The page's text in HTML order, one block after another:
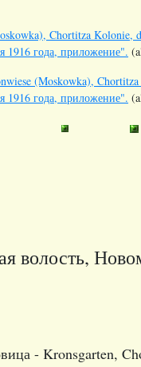
Chortitza Kolonie,
1916 года, приложение".
(Moskowka),
1916 года, приложение".
волость,
- Kronsgarten,